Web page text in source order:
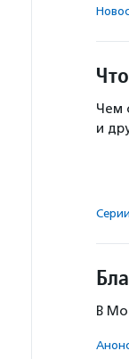
Чем
и
Серии
В